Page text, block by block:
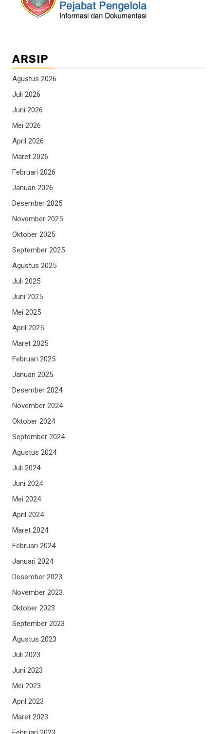
ARSIP
Agustus 2026
Juli 2026
Juni 2026
Mei 2026
April 2026
Maret 2026
Februari 2026
Januari 2026
Desember 2025
November 2025
Oktober 2025
September 2025
Agustus 2025
Juli 2025
Juni 2025
Mei 2025
April 2025
Maret 2025
Februari 2025
Januari 2025
Desember 2024
November 2024
Oktober 2024
September 2024
Agustus 2024
Juli 2024
Juni 2024
Mei 2024
April 2024
Maret 2024
Februari 2024
Januari 2024
Desember 2023
November 2023
Oktober 2023
September 2023
Agustus 2023
Juli 2023
Juni 2023
Mei 2023
April 2023
Maret 2023